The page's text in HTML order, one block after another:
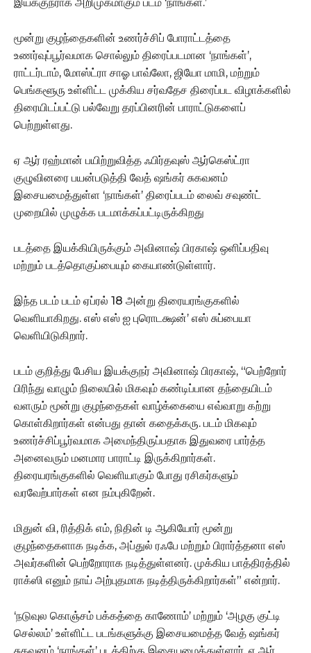
மூன்று குழந்தைகளின் உணர்ச்சிப் போராட்டத்தை
உணர்வுப்பூர்வமாக சொல்லும் திரைப்படமான‌ ‘நாங்கள்’,
ராட்டர்டாம், மோஸ்ட்ரா சாஓ பாவ்லோ, ஜியோ மாமி, மற்றும்
பெங்களூரு உள்ளிட்ட முக்கிய சர்வதேச திரைப்பட விழாக்களில்
திரையிடப்பட்டு பல்வேறு தரப்பினரின் பாராட்டுகளைப்
பெற்றுள்ளது.
ஏ ஆர் ரஹ்மான் பயிற்றுவித்த ஃபிர்தவுஸ் ஆர்கெஸ்ட்ரா
குழுவினரை பயன்படுத்தி வேத் ஷங்கர் சுகவனம்
இசையமைத்துள்ள ‘நாங்கள்’ திரைப்படம் லைவ் சவுண்ட்
முறையில் முழுக்க படமாக்கப்பட்டிருக்கிறது
படத்தை இயக்கியிருக்கும் அவினாஷ் பிரகாஷ் ஒளிப்பதிவு
மற்றும் படத்தொகுப்பையும் கையாண்டுள்ளார்.
இந்த படம் படம் ஏப்ரல் 18 அன்று திரையரங்குகளில்
வெளியாகிறது. எஸ் எஸ் ஐ புரொடக்ஷன்’ எஸ் சுப்பையா
வெளியிடுகிறார்.
படம் குறித்து பேசிய இயக்குநர் அவினாஷ் பிரகாஷ், “பெற்றோர்
பிரிந்து வாழும் நிலையில் மிகவும் கண்டிப்பான தந்தையிடம்
வளரும் மூன்று குழந்தைகள் வாழ்க்கையை எவ்வாறு கற்று
கொள்கிறார்கள் என்பது தான் கதைக்கரு. படம் மிகவும்
உணர்ச்சிப்பூர்வமாக அமைந்திருப்பதாக இதுவரை பார்த்த
அனைவரும் மனமார பாராட்டி இருக்கிறார்கள்.
திரையரங்குகளில் வெளியாகும் போது ரசிகர்களும்
வரவேற்பார்கள் என நம்புகிறேன்.
மிதுன் வி, ரித்திக் எம், நிதின் டி ஆகியோர் மூன்று
குழந்தைகளாக நடிக்க, அப்துல் ரஃபே மற்றும் பிரார்த்தனா எஸ்
அவர்களின் பெற்றோராக நடித்துள்ளனர். முக்கிய பாத்திரத்தில்
ராக்ஸி எனும் நாய் அற்புதமாக நடித்திருக்கிறார்கள்” என்றார்.
‘நடுவுல கொஞ்சம் பக்கத்தை காணோம்’ மற்றும் ‘அழகு குட்டி
செல்லம்’ உள்ளிட்ட படங்களுக்கு இசையமைத்த‌ வேத் ஷங்கர்